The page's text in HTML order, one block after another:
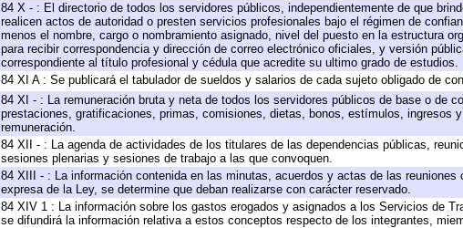
84 X - : El directorio de todos los servidores públicos, independientemente de que
realicen actos de autoridad o presten servicios profesionales bajo el régimen de
menos el nombre, cargo o nombramiento asignado, nivel del puesto en la estructura
para recibir correspondencia y dirección de correo electrónico oficiales, y versión
correspondiente al título profesional y cédula que acredite su ultimo grado de estudios.
84 XI A : Se publicará el tabulador de sueldos y salarios de cada sujeto obligado de
84 XI - : La remuneración bruta y neta de todos los servidores públicos de base o de
prestaciones, gratificaciones, primas, comisiones, dietas, bonos, estímulos, ingresos
remuneración.
84 XII - : La agenda de actividades de los titulares de las dependencias públicas,
sesiones plenarias y sesiones de trabajo a las que convoquen.
84 XIII - : La información contenida en las minutas, acuerdos y actas de las
expresa de la Ley, se determine que deban realizarse con carácter reservado.
84 XIV 1 : La información sobre los gastos erogados y asignados a los Servicios de
se difundirá la información relativa a estos conceptos respecto de los integrantes,